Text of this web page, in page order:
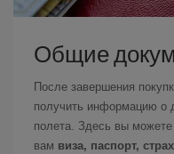
Общие
После завершения
получить информацию о
полета. Здесь вы можете
вам виза, паспорт,